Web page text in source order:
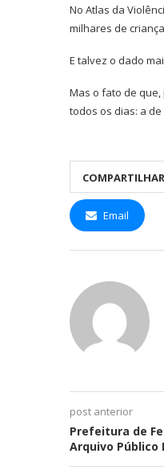
No Atlas da
milhares de
E talvez o dado
Mas o fato de
todos os dias: a de
COMPARTILHAR
Email
post anterior
Prefeitura de
Arquivo Público